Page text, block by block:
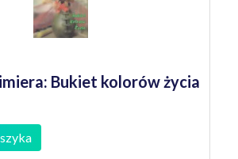
Bukiet kolorów życia